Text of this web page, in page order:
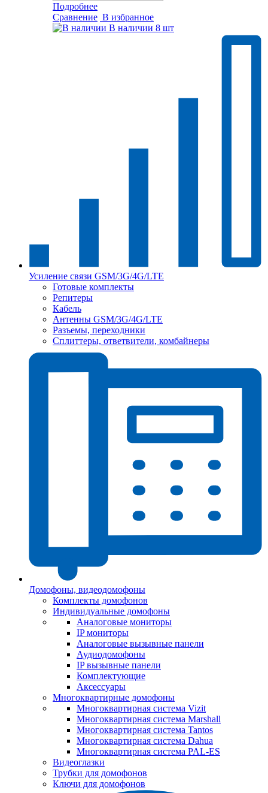
Подробнее
Сравнение В избранное
В наличии 8 шт
Усиление связи GSM/3G/4G/LTE
Готовые комплекты
Репитеры
Кабель
Антенны GSM/3G/4G/LTE
Разъемы, переходники
Сплиттеры, ответвители, комбайнеры
Домофоны, видеодомофоны
Комплекты домофонов
Индивидуальные домофоны
Аналоговые мониторы
IP мониторы
Аналоговые вызывные панели
Аудиодомофоны
IP вызывные панели
Комплектующие
Аксессуары
Многоквартирные домофоны
Многоквартирная система Vizit
Многоквартирная система Marshall
Многоквартирная система Tantos
Многоквартирная система Dahua
Многоквартирная система PAL-ES
Видеоглазки
Трубки для домофонов
Ключи для домофонов